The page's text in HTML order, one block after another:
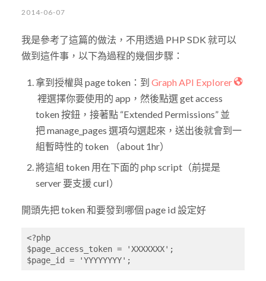
2014-06-07
我是參考了這篇的做法，不用透過 PHP SDK 就可以
做到這件事，以下為過程的幾個步驟：
拿到授權與 page token：到Graph API Explorer
裡選擇你要使用的 app，然後點選 get access
token 按鈕，接著點 “Extended Permissions” 並
把 manage_pages 選項勾選起來，送出後就會到一
組暫時性的 token （about 1hr）
將這組 token 用在下面的 php script（前提是
server 要支援 curl）
開頭先把 token 和要發到哪個 page id 設定好
<?php
$page_access_token = 'XXXXXXX';
$page_id = 'YYYYYYYY';